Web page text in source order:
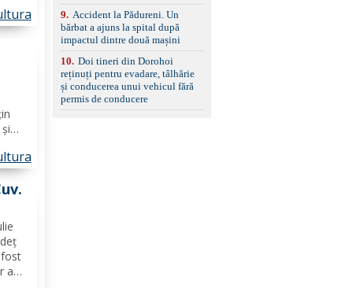
şi,
a
9. Accident la Pădureni. Un
bărbat a ajuns la spital după
impactul dintre două mașini
10. Doi tineri din Dorohoi
reținuți pentru evadare, tâlhărie
și conducerea unui vehicul fără
permis de conducere